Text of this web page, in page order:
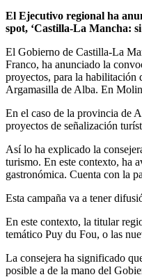
El Ejecutivo regional ha
spot, ‘Castilla-La Mancha: si
El Gobierno de Castilla-La
Franco, ha anunciado la
proyectos, para la habilitación
Argamasilla de Alba. En
En el caso de la provincia de
proyectos de señalización
Así lo ha explicado la
turismo. En este contexto, ha
gastronómica. Cuenta con la
Esta campaña va a tener
En este contexto, la titular
temático Puy du Fou, o las
La consejera ha significado
posible a de la mano del